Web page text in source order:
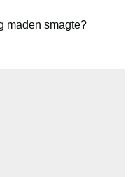
maden smagte?